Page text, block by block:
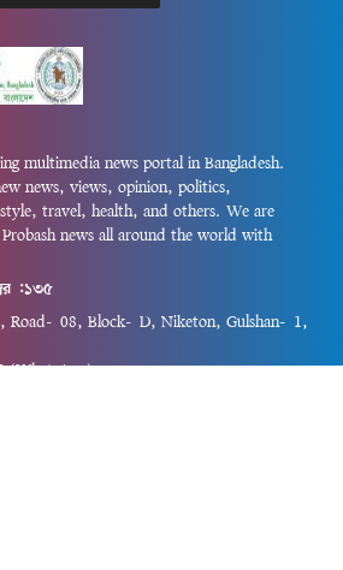
multimedia news portal in Bangladesh.
news, views, opinion, politics,
travel, health, and others. We are
news all around the world with
:১৩৫
Road-08, Block-D, Niketon, Gulshan-1,
(WhatsApp)